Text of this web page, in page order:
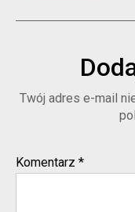
Twój adres e-mail
Komentarz *